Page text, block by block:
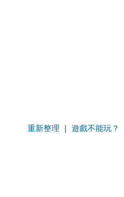
重新整理 遊戲不能玩？